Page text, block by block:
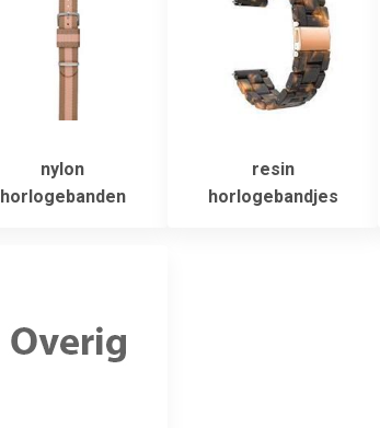
nylon
horlogebanden
resin
horlogebandjes